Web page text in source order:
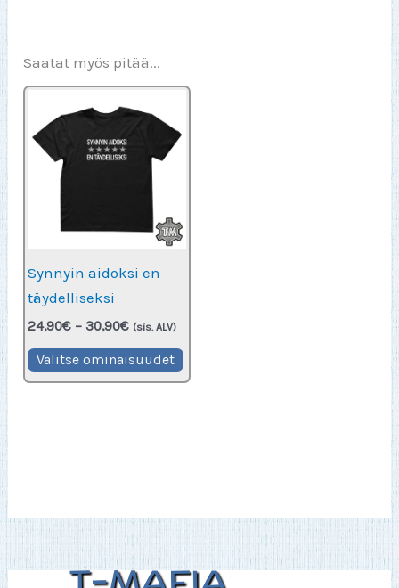
Saatat myös pitää...
Synnyin aidoksi en
täydelliseksi
24,90€ – 30,90€Hintaluokka:
-
30,90€
(sis. ALV)
Valitse ominaisuudet Tällä
tuotteella
valinnat
tuotteen
sivulla.